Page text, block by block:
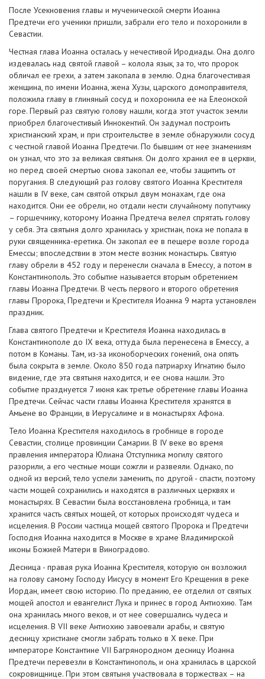
После Усекновения главы и мученической смерти Иоанна
Предтечи его ученики пришли, забрали его тело и похоронили в
Севастии.
Честная глава Иоанна осталась у нечестивой Иродиады. Она долго
издевалась над святой главой – колола язык, за то, что пророк
обличал ее грехи, а затем закопала в землю. Одна благочестивая
женщина, по имени Иоанна, жена Хузы, царского домоправителя,
положила главу в глиняный сосуд и похоронила ее на Елеонской
горе. Первый раз святую голову нашли, когда этот участок земли
приобрел благочестивый Иннокентий. Он задумал построить
христианский храм, и при строительстве в земле обнаружили сосуд
с честной главой Иоанна Предтечи. По бывшим от нее знамениям
он узнал, что это за великая святыня. Он долго хранил ее в церкви,
но перед своей смертью снова закопал ее, чтобы защитить от
поругания. В следующий раз голову святого Иоанна Крестителя
нашли в IV веке, сам святой открыл двум монахам, где она
находится. Они ее обрели, но отдали нести случайному попутчику
– горшечнику, которому Иоанна Предтеча велел спрятать голову
у себя. Эта святыня долго хранилась у христиан, пока не попала в
руки священника-еретика. Он закопал ее в пещере возле города
Емессы; впоследствии в этом месте возник монастырь. Святую
главу обрели в 452 году и перенесли сначала в Емессу, а потом в
Константинополь. Это событие называется вторым обретением
главы Иоанна Предтечи. В честь первого и второго обретения
главы Пророка, Предтечи и Крестителя Иоанна 9 марта установлен
праздник.
Глава святого Предтечи и Крестителя Иоанна находилась в
Константинополе до IX века, оттуда была перенесена в Емессу, а
потом в Команы. Там, из-за иконоборческих гонений, она опять
была сокрыта в земле. Около 850 года патриарху Игнатию было
видение, где эта святыня находится, и ее снова нашли. Это
событие празднуется 7 июня как третье обретение главы Иоанна
Предтечи. Сейчас части главы Иоанна Крестителя хранятся в
Амьене во Франции, в Иерусалиме и в монастырях Афона.
Тело Иоанна Крестителя находилось в гробнице в городе
Севастии, столице провинции Самарии. В IV веке во время
правления императора Юлиана Отступника могилу святого
разорили, а его честные мощи сожгли и развеяли. Однако, по
одной из версий, тело успели заменить, по другой - спасти, поэтому
части мощей сохранились и находятся в различных церквях и
монастырях. В Севастии была восстановлена гробница, и там
хранится часть святых мощей, от которых происходят чудеса и
исцеления. В России частица мощей святого Пророка и Предтечи
Господня Иоанна находится в Москве в храме Владимирской
иконы Божией Матери в Виноградово.
Десница - правая рука Иоанна Крестителя, которую он возложил
на голову самому Господу Иисусу в момент Его Крещения в реке
Иордан, имеет свою историю. По преданию, ее отделил от святых
мощей апостол и евангелист Лука и принес в город Антиохию. Там
она хранилась много веков, и от нее совершались чудеса и
исцеления. В VII веке Антиохию завоевали арабы, и святую
десницу христиане смогли забрать только в X веке. При
императоре Константине VII Багрянородном десницу Иоанна
Предтечи перевезли в Константинополь, и она хранилась в царской
сокровищнице. При этом святыня участвовала в торжествах – на